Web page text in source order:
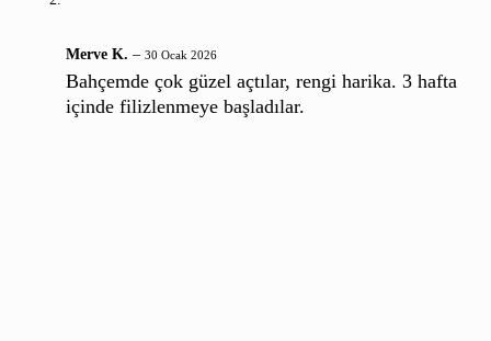
Merve K. – 30 Ocak 2026
Bahçemde çok güzel açtılar, rengi harika. 3 hafta
içinde filizlenmeye başladılar.